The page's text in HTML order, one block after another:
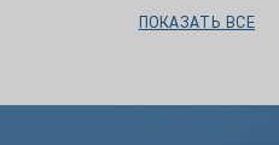
ПОКАЗАТЬ ВСЕ